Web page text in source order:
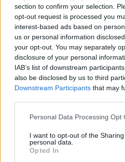
section to confirm your selection.
opt-out request is processed you
interest-based ads based on
us or personal information
your opt-out. You may separately
disclosure of your personal
IAB’s list of downstream
also be disclosed by us to third
Downstream Participants that may
Personal Data Processing Opt
I want to opt-out of the
personal data.
Opted In
Τραγωδία στο Τυμπάκι: Τον βρήκε
10 Αυγούστου, 2026
Η Ρίκα Διαλυνά έγινε 95: Η
τη δεκαετία του 1960
10 Αυγούστου, 2026
«Οδύσσεια»: Ξεπέρασε το 1 δισ.
office – Η πιο εμπορική ταινία του
10 Αυγούστου, 2026
Ισημερινός: Οκτώ διαμελισμένα
θαμμένα σε παράνομο μεταλλείο